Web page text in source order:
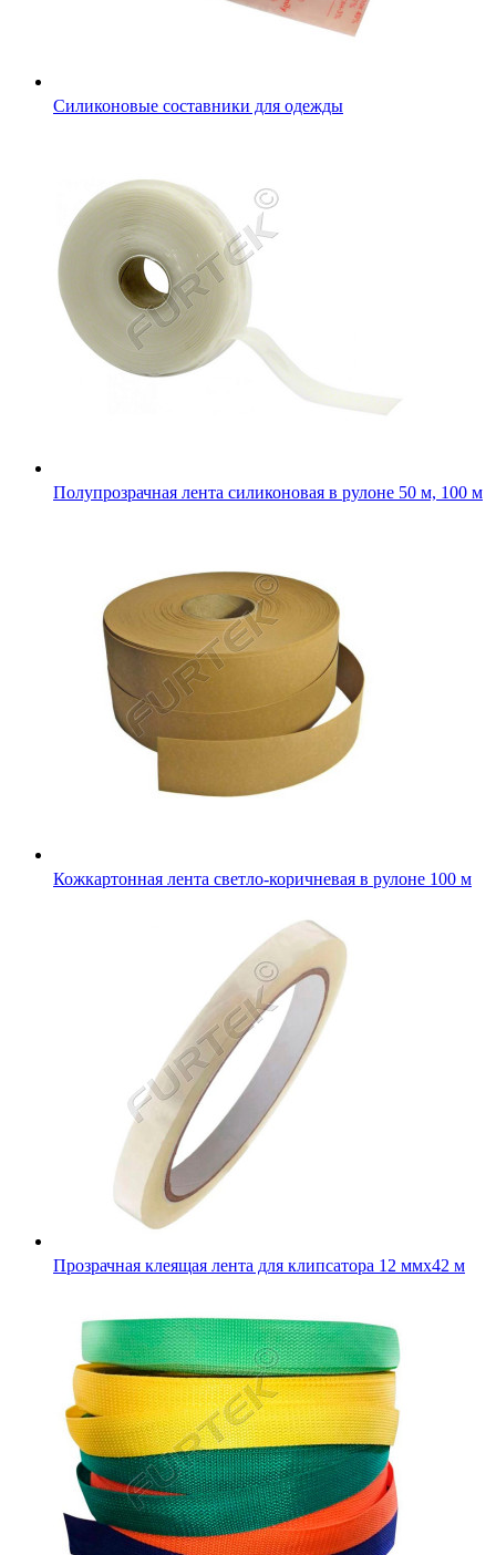
Полупрозрачная лента силиконовая в рулоне 50 м, 100 м
Кожкартонная лента светло-коричневая в рулоне 100 м
Прозрачная клеящая лента для клипсатора 12 ммх42 м
Стропа усиленная для пошива одежды